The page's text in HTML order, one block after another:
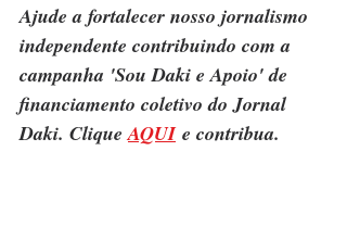
Ajude a fortalecer nosso jornalismo
independente contribuindo com a
campanha 'Sou Daki e Apoio' de
financiamento coletivo do Jornal
Daki. Clique AQUI e contribua.